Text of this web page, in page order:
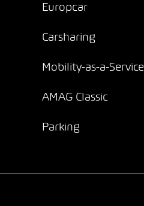
Europcar
Carsharing
Mobility-as-a-Service
AMAG Classic
Parking